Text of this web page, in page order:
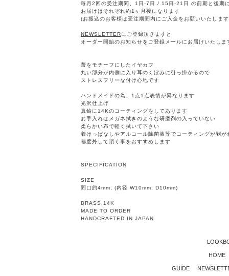
毎月2回の受注期間、1日-7日 / 15日-21日 の前期と後期
お届けはそれぞれ約1ヶ月後になります
(お振込のお客様は受注期間内にご入金をお願いいたしま
NEWSLETTERにご登録頂きますと
オーダー開始のお知らせをご登録メールにお届けいたしま
蕾をモチーフにしたイヤカフ
丸い部分が内側に入り耳のくぼみに引っ掛かるので
ストレスフリーな付け心地です
ハンドメイドの為、1点1点表情が異なります
光沢仕上げ
真鍮に14Kのコーティングをしてあります
お手入れはメガネ拭きのような研磨剤の入っていない
柔らかい布で軽く拭いて下さい
着けっぱなしやアルコール除菌液等でコーティングが剥
都度外して頂く事をおすすめします
SPECIFICATION
SIZE
間口約4mm, (内径 W10mm, D10mm)
BRASS,14K
MADE TO ORDER
HANDCRAFTED IN JAPAN
HOME
GUIDE